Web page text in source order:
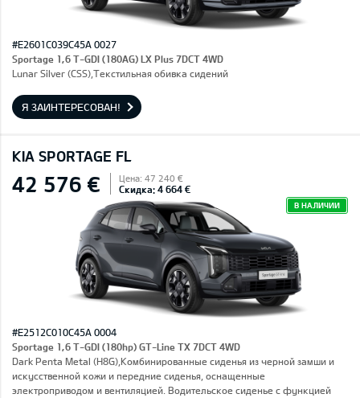
#E2601C039C45A 0027
Sportage 1,6 T-GDI (180AG) LX Plus 7DCT 4WD
Lunar Silver (CSS),Текстильная обивка сидений
Я ЗАИНТЕРЕСОВАН!
KIA SPORTAGE FL
42 576 € Цена: 47 240 €
Скидка: 4 664 €
В НАЛИЧИИ
#E2512C010C45A 0004
Sportage 1,6 T-GDI (180hp) GT-Line TX 7DCT 4WD
Dark Penta Metal (H8G),Комбинированные сиденья из черной замши и
искусственной кожи и передние сиденья, оснащенные
электроприводом и вентиляцией. Водительское сиденье с функцией